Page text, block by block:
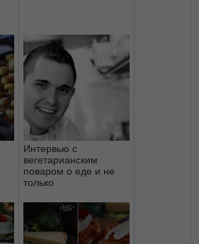
Интервью с
вегетарианским
поваром о еде и не
только